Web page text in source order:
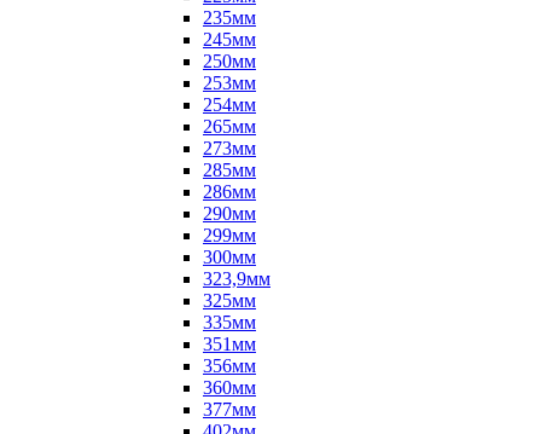
235мм
245мм
250мм
253мм
254мм
265мм
273мм
285мм
286мм
290мм
299мм
300мм
323,9мм
325мм
335мм
351мм
356мм
360мм
377мм